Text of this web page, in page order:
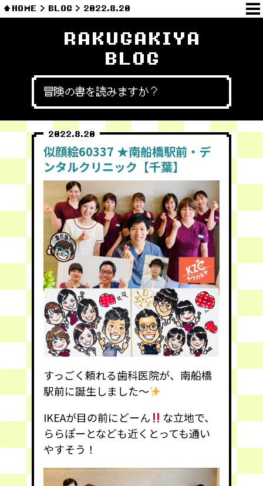
HOME BLOG 2022.8.20
RAKUGAKIYA
BLOG
冒険の書を読みますか？
2022.8.20
似顔絵60337 ★南船橋駅前・デ
ンタルクリニック【千葉】
すっごく頼れる歯科医院が、南船橋
駅前に誕生しました〜
IKEAが目の前にどーん
な立地で、
ららぽーとなども近くとっても通い
やすそう！